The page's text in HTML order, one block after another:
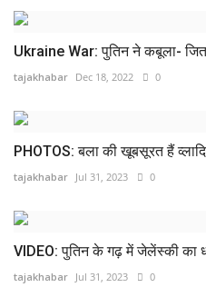
Ukraine War: पुतिन ने कबूला-
tajakhabar Dec 18, 2022 0
PHOTOS: बला की खूबसूरत हैं
tajakhabar Jul 31, 2023 0
VIDEO: पुतिन के गढ़ में जेलेंस्की का
tajakhabar Jul 31, 2023 0